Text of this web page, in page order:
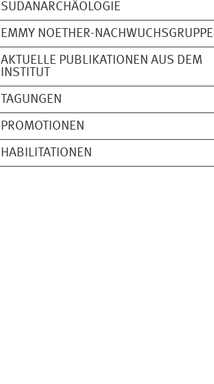
SUDANARCHÄOLOGIE
EMMY NOETHER-NACHWUCHSGRUPPE
AKTUELLE PUBLIKATIONEN AUS DEM
INSTITUT
TAGUNGEN
PROMOTIONEN
HABILITATIONEN